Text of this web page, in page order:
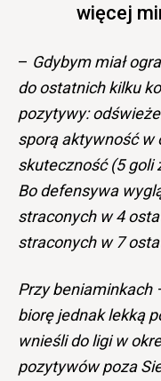
więcej
– Gdybym miał
do ostatnich kilku
pozytywy:
sporą aktywność w
skuteczność (5 goli
Bo defensywa
straconych w 4
straconych w 7
Przy beniaminkach
biorę jednak lekką
wnieśli do ligi w
pozytywów poza